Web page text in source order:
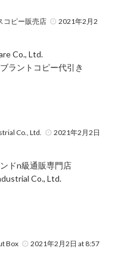
コピー販売店
2021年2月2
Co., Ltd.
ラントコピー代引き
Co., Ltd.
2021年2月2日
ドn級通販専門店
Co., Ltd.
Box
2021年2月2日 at 8:57